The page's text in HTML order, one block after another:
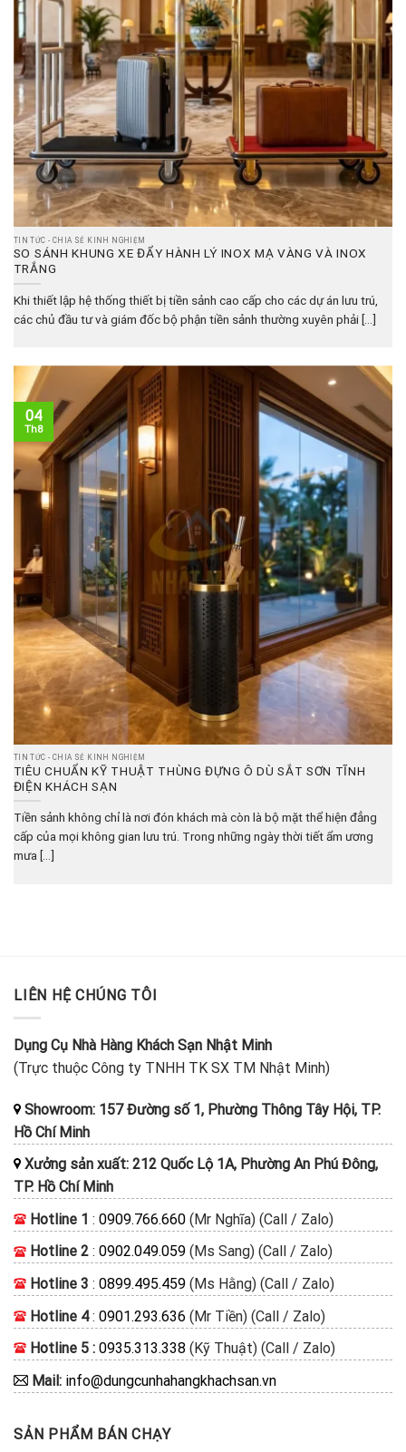
TIN TỨC - CHIA SẺ KINH NGHIỆM
SO SÁNH KHUNG XE ĐẨY HÀNH LÝ INOX MẠ VÀNG VÀ INOX
TRẮNG
Khi thiết lập hệ thống thiết bị tiền sảnh cao cấp cho các dự án lưu trú,
các chủ đầu tư và giám đốc bộ phận tiền sảnh thường xuyên phải [...]
TIN TỨC - CHIA SẺ KINH NGHIỆM
TIÊU CHUẨN KỸ THUẬT THÙNG ĐỰNG Ô DÙ SẮT SƠN TĨNH
ĐIỆN KHÁCH SẠN
Tiền sảnh không chỉ là nơi đón khách mà còn là bộ mặt thể hiện đẳng
cấp của mọi không gian lưu trú. Trong những ngày thời tiết ẩm ương
mưa [...]
04
Th8
LIÊN HỆ CHÚNG TÔI
Dụng Cụ Nhà Hàng Khách Sạn Nhật Minh
(Trực thuộc Công ty TNHH TK SX TM Nhật Minh)
Showroom: 157 Đường số 1, Phường Thông Tây Hội, TP.
Hồ Chí Minh
Xưởng sản xuất: 212 Quốc Lộ 1A, Phường An Phú Đông,
TP. Hồ Chí Minh
Hotline 1 : 0909.766.660 (Mr Nghĩa) (Call / Zalo)
Hotline 2 : 0902.049.059 (Ms Sang) (Call / Zalo)
Hotline 3 : 0899.495.459 (Ms Hằng) (Call / Zalo)
Hotline 4: 0901.293.636 (Mr Tiền) (Call / Zalo)
Hotline 5 : 0935.313.338 (Kỹ Thuật) (Call / Zalo)
Mail: info@dungcunhahangkhachsan.vn
SẢN PHẨM BÁN CHẠY